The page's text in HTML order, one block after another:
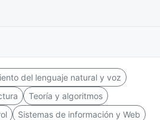
del lenguaje natural y voz
Teoría y algoritmos
Sistemas de información y Web